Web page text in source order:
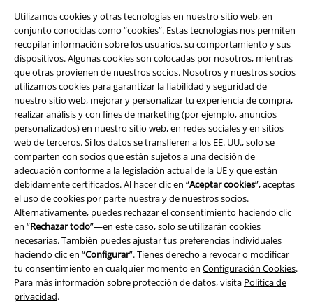
Utilizamos cookies y otras tecnologías en nuestro sitio web, en
conjunto conocidas como “cookies”. Estas tecnologías nos permiten
recopilar información sobre los usuarios, su comportamiento y sus
dispositivos. Algunas cookies son colocadas por nosotros, mientras
que otras provienen de nuestros socios. Nosotros y nuestros socios
utilizamos cookies para garantizar la fiabilidad y seguridad de
nuestro sitio web, mejorar y personalizar tu experiencia de compra,
realizar análisis y con fines de marketing (por ejemplo, anuncios
personalizados) en nuestro sitio web, en redes sociales y en sitios
web de terceros. Si los datos se transfieren a los EE. UU., solo se
comparten con socios que están sujetos a una decisión de
adecuación conforme a la legislación actual de la UE y que están
debidamente certificados. Al hacer clic en “Aceptar cookies”, aceptas
el uso de cookies por parte nuestra y de nuestros socios.
Alternativamente, puedes rechazar el consentimiento haciendo clic
en “Rechazar todo”—en este caso, solo se utilizarán cookies
necesarias. También puedes ajustar tus preferencias individuales
haciendo clic en “Configurar”. Tienes derecho a revocar o modificar
tu consentimiento en cualquier momento en Configuración Cookies.
Para más información sobre protección de datos, visita Política de
privacidad.
Descuentos para ti
Concursos
Cheques Regalo
Descuento para estudiantes
EMP Backstage Club
Sobre EMP
EMP Eventos
Programa de Afiliados
Sostenibilidad